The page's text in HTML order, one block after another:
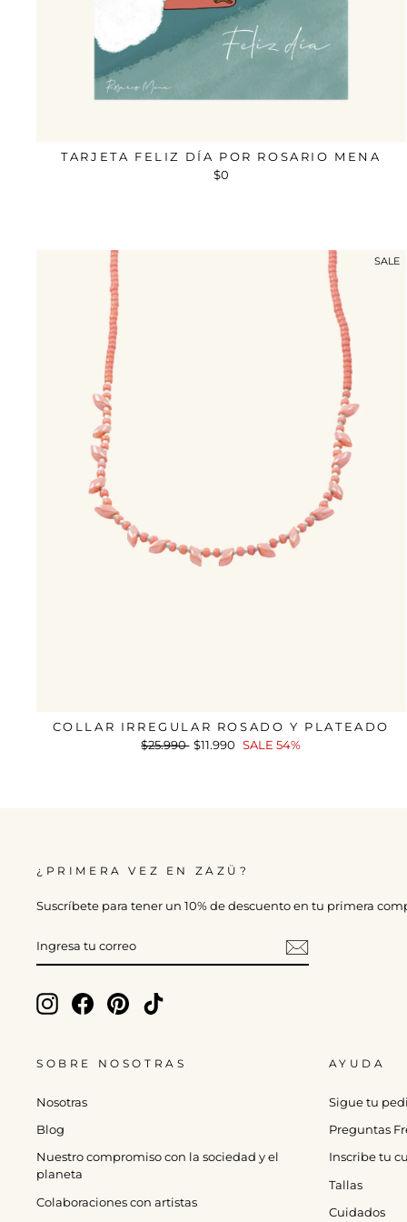
TARJETA FELIZ DÍA POR ROSARIO MENA
$0
SALE
COLLAR IRREGULAR ROSADO Y PLATEADO
Precio
$25.990 Precio
$11.990 SALE 54%
¿PRIMERA VEZ EN ZAZÜ?
Suscríbete para tener un 10% de descuento en tu primera
TU
CORREO
InstagramFacebookPinterest
SOBRE NOSOTRAS
Nosotras
Blog
Nuestro compromiso con la sociedad y el
planeta
Colaboraciones con artistas
AYUDA
Sigue tu
Preguntas
Inscribe tu
Tallas
Cuidados